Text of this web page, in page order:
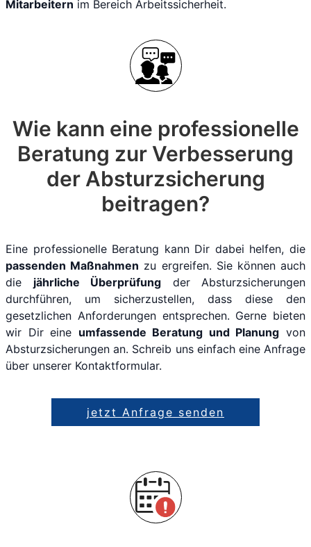
Mitarbeitern im Bereich Arbeitssicherheit.
Wie kann eine professionelle
Beratung zur Verbesserung
der Absturzsicherung
beitragen?
Eine professionelle Beratung kann Dir dabei helfen, die
passenden Maßnahmen zu ergreifen. Sie können auch
die jährliche Überprüfung der Absturzsicherungen
durchführen, um sicherzustellen, dass diese den
gesetzlichen Anforderungen entsprechen. Gerne bieten
wir Dir eine umfassende Beratung und Planung von
Absturzsicherungen an. Schreib uns einfach eine Anfrage
über unserer Kontaktformular.
jetzt Anfrage senden